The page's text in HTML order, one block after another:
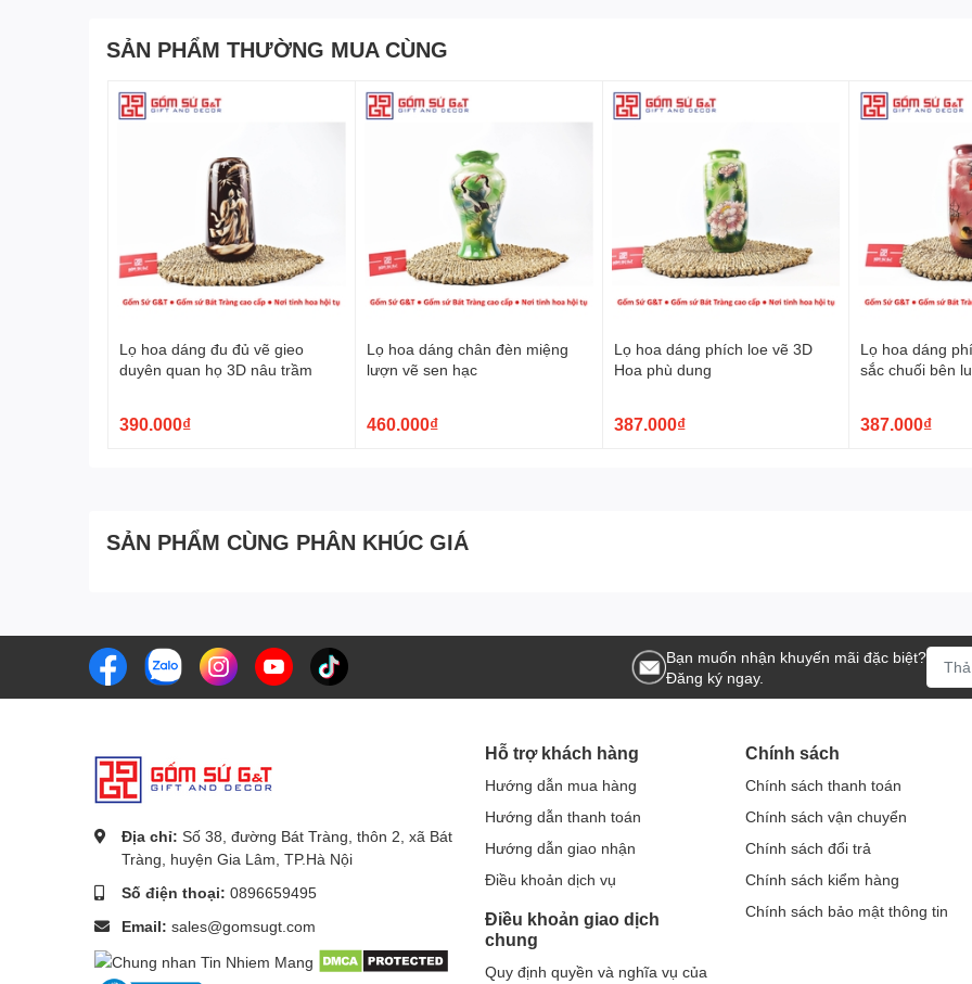
Chạm Khắc Độc Đáo - Nét Quyến Rũ Và Sự Tinh Xảo
Sự tinh tế, khéo léo trên lọ hoa chân váy vẽ hoa ngũ sắc
tạo ra một nét quyến rũ độc đáo. Những họa tiết được thể
hiện thông qua từng đường nét vẽ tinh tế. Bàn tay của người thợ Bát Tràng biến những khúc khắc thành những điểm
nhấn nổi bật, tạo nên sự tinh tế và nghệ thuật trên mỗi sản phẩm.
SẢN PHẨM THƯỜNG MUA CÙNG
Lọ hoa dáng đu đủ vẽ gieo
duyên quan họ 3D nâu trầm
390.000₫
Lọ hoa dáng chân đèn miệng
lượn vẽ sen hạc
460.000₫
Lọ hoa dáng phích loe vẽ 3D
Hoa phù dung
387.000₫
Lọ hoa dáng
sắc chuối bên lu
387.000₫
SẢN PHẨM CÙNG PHÂN KHÚC GIÁ
Bạn muốn nhận khuyến mãi đặc biệt?
Đăng ký ngay.
Địa chỉ: Số 38, đường Bát Tràng, thôn 2, xã Bát
Tràng, huyện Gia Lâm, TP.Hà Nội
Số điện thoại: 0896659495
Email: sales@gomsugt.com
Hỗ trợ khách hàng
Hướng dẫn mua hàng
Hướng dẫn thanh toán
Hướng dẫn giao nhận
Điều khoản dịch vụ
Điều khoản giao dịch
chung
Quy định quyền và nghĩa vụ của
Chính sách
Chính sách thanh toán
Chính sách vận chuyển
Chính sách đổi trả
Chính sách kiểm hàng
Chính sách bảo mật thông tin